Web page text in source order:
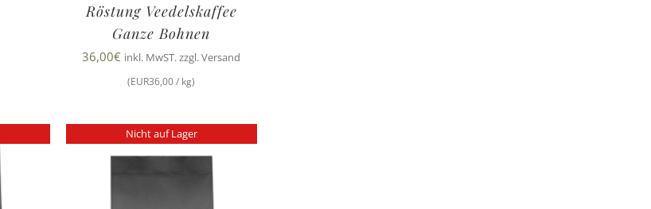
Röstung Veedelskaffee
Ganze Bohnen
36,00€ inkl. MwST. zzgl. Versand
(EUR36,00 / kg)
Nicht auf Lager